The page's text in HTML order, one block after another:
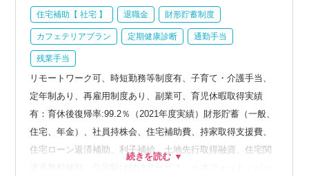
住宅補助【 社宅 】 退職金 財形貯蓄制度
カフェテリアプラン 定期健康診断 通勤手当
残業手当
リモートワーク可、時短勤務等制度有、子育て・介護手当、
定年制あり、再雇用制度あり、副業可、育児休暇取得実績
有：育休後復帰率:99.2％（2021年度実績）財形貯蓄（一般、
住宅、年金）、社員持株会、住宅補助費、持家取得支援費、
住宅ローン返済補助、利子補給、土地先行取得融資、住宅関